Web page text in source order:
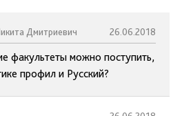
Дмитриевич 26.06.2018
факультеты можно поступить,
профил и Русский?